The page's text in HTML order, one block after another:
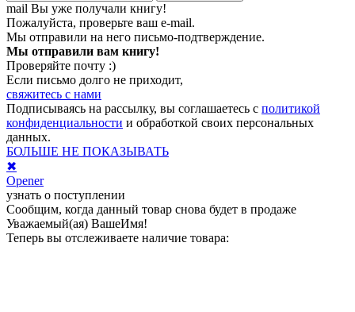
mail Вы уже получали книгу!
Пожалуйста, проверьте ваш e-mail.
Мы отправили на него письмо-подтверждение.
Мы отправили вам книгу!
Проверяйте почту :)
Если письмо долго не приходит,
свяжитесь с нами
Подписываясь на рассылку, вы соглашаетесь с политикой
конфиденциальности и обработкой своих персональных
данных.
БОЛЬШЕ НЕ ПОКАЗЫВАТЬ
✖
Opener
узнать о поступлении
Сообщим, когда данный товар снова будет в продаже
Уважаемый(ая) ВашеИмя!
Теперь вы отслеживаете наличие товара: